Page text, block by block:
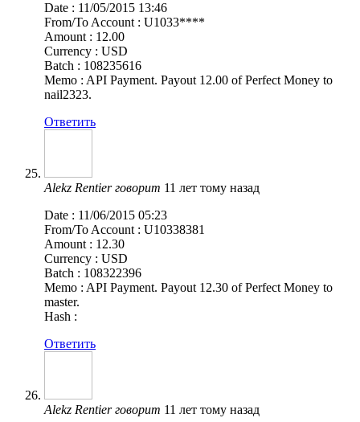
Date : 11/05/2015 13:46
From/To Account : U1033****
Amount : 12.00
Currency : USD
Batch : 108235616
Memo : API Payment. Payout 12.00 of Perfect Money to
nail2323.
Ответить
Alekz Rentierговорит 11 лет тому назад
Date : 11/06/2015 05:23
From/To Account : U10338381
Amount : 12.30
Currency : USD
Batch : 108322396
Memo : API Payment. Payout 12.30 of Perfect Money to
master.
Hash :
Ответить
Alekz Rentierговорит 11 лет тому назад